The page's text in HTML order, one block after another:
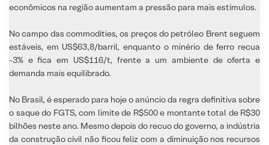
econômicos na região aumentam a pressão para mais estímulos.
No campo das commodities, os preços do petróleo Brent seguem
estáveis, em US$63,8/barril, enquanto o minério de ferro recua
-3% e fica em US$116/t, frente a um ambiente de oferta e
demanda mais equilibrado.
No Brasil, é esperado para hoje o anúncio da regra definitiva sobre
o saque do FGTS, com limite de R$500 e montante total de R$30
bilhões neste ano. Mesmo depois do recuo do governo, a indústria
da construção civil não ficou feliz com a diminuição nos recursos